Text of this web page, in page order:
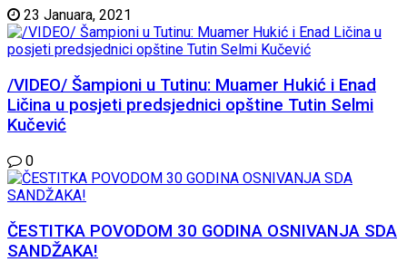
23 Januara, 2021
/VIDEO/ Šampioni u Tutinu: Muamer Hukić i Enad
Ličina u posjeti predsjednici opštine Tutin Selmi
Kučević
0
ČESTITKA POVODOM 30 GODINA OSNIVANJA SDA
SANDŽAKA!